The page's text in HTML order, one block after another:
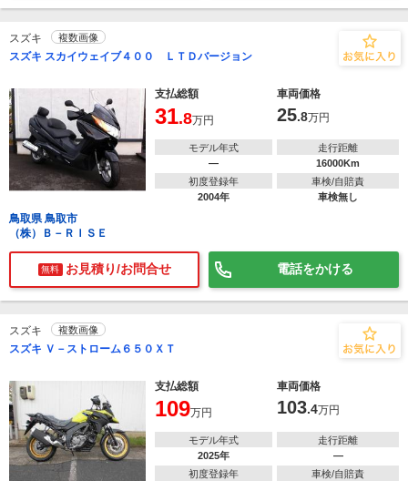
スズキ 複数画像
スズキ スカイウェイブ４００ ＬＴＤバージョン
支払総額 車両価格
31.8万円 25.8万円
モデル年式
―
走行距離
16000Km
初度登録年
2004年
車検/自賠責
車検無し
鳥取県 鳥取市
（株）Ｂ－ＲＩＳＥ
無料 お見積り/お問合せ 電話をかける
スズキ 複数画像
スズキ Ｖ－ストローム６５０ＸＴ
支払総額 車両価格
109万円 103.4万円
モデル年式
2025年
走行距離
―
初度登録年
車検/自賠責